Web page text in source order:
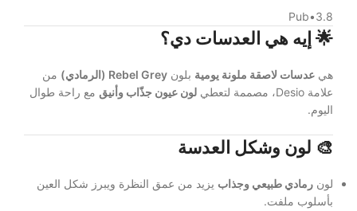
3.8
•
Pub
🌟 إيه هي العدسات دي؟
هي عدسات لاصقة ملونة يومية بلون Rebel Grey (الرمادي)
من
علامة Desio، مصممة لتعطي
لون عيون جذّاب وأنيق مع راحة طوال
اليوم.
🎨 لون وشكل العدسة
لون رمادي طبيعي وجذاب يزيد من عمق النظرة ويبرز شكل العين
بأسلوب ملفت.